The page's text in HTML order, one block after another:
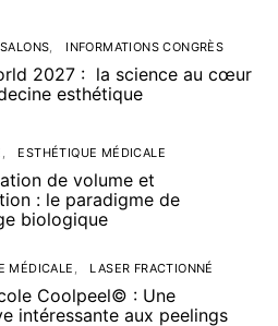
INFORMATIONS CONGRÈS
2027 : la science au cœur
esthétique
ESTHÉTIQUE MÉDICALE
de volume et
: le paradigme de
biologique
MÉDICALE LASER FRACTIONNÉ
Coolpeel© : Une
intéressante aux peelings